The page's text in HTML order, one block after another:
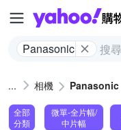
Panasonic
相機 Panasonic
全部
分類
微單-全片幅/
中片幅